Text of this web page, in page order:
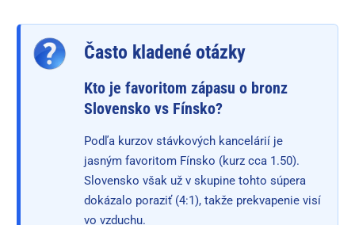
Často kladené otázky
Kto je favoritom zápasu o bronz
Slovensko vs Fínsko?
Podľa kurzov stávkových kancelárií je
jasným favoritom Fínsko (kurz cca 1.50).
Slovensko však už v skupine tohto súpera
dokázalo poraziť (4:1), takže prekvapenie visí
vo vzduchu.